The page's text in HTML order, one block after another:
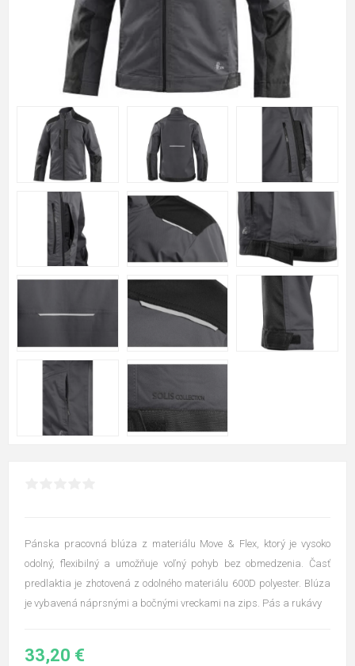
Pánska pracovná blúza z materiálu Move & Flex, ktorý je vysoko
odolný, flexibilný a umožňuje voľný pohyb bez obmedzenia. Časť
predlaktia je zhotovená z odolného materiálu 600D polyester. Blúza
je vybavená náprsnými a bočnými vreckami na zips. Pás a rukávy
33,20 €